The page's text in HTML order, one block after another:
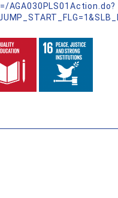
AGA030PLS01Action.do?